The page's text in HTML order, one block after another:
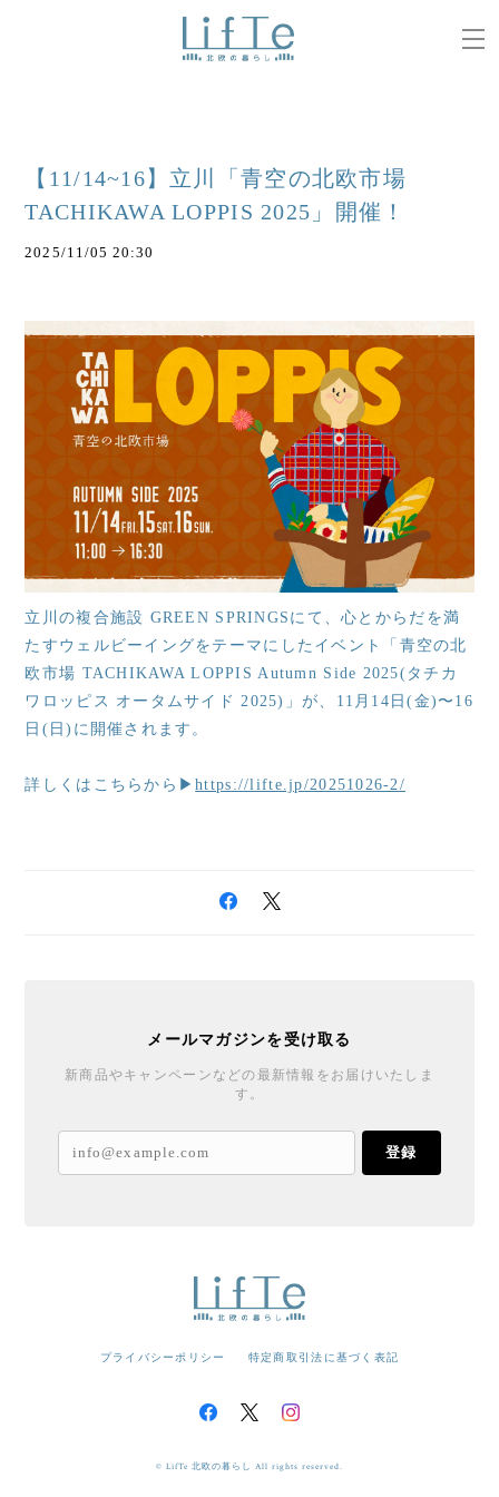
【11/14~16】立川「青空の北欧市場
TACHIKAWA LOPPIS 2025」開催！
2025/11/05 20:30
立川の複合施設 GREEN SPRINGSにて、心とからだを満
たすウェルビーイングをテーマにしたイベント「青空の北
欧市場 TACHIKAWA LOPPIS Autumn Side 2025(タチカ
ワロッピス オータムサイド 2025)」が、11月14日(金)〜16
日(日)に開催されます。
詳しくはこちらから▶https://lifte.jp/20251026-2/
メールマガジンを受け取る
新商品やキャンペーンなどの最新情報をお届けいたしま
す。
登録
プライバシーポリシー 特定商取引法に基づく表記
© LifTe 北欧の暮らし All rights reserved.